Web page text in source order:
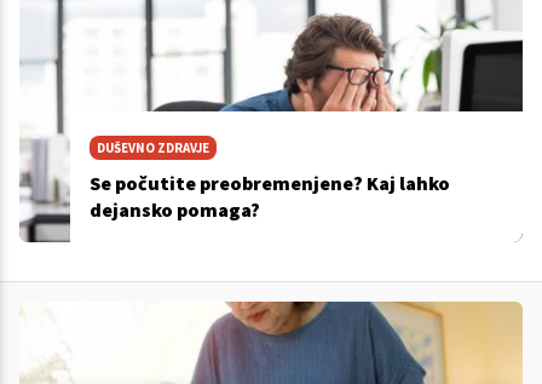
DUŠEVNO ZDRAVJE
Se počutite preobremenjene? Kaj lahko
dejansko pomaga?